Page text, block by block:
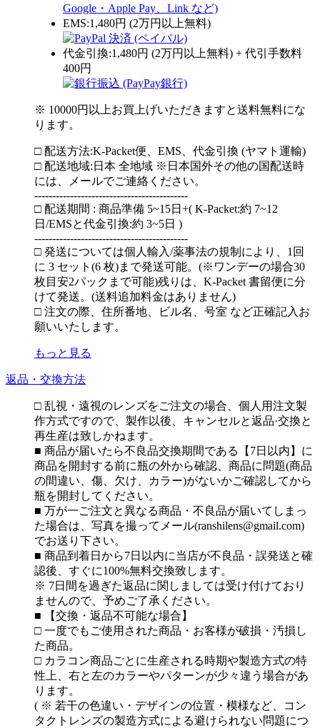
EMS:1,480円 (2万円以上無料)
代金引換:1,480円 (2万円以上無料) + 代引手数料
400円
※ 10000円以上お買上げいただきますと送料無料にな
ります。
□ 配送方法:K-Packet便、EMS、代金引換 (ヤマト運輸)
□ 配送地域:日本 全地域 ※日本国外その他の国配送時
には、メールでご連絡ください。
-------------------------------------------
□ 配送期間 : 商品準備 5~15日+( K-Packet:約 7~12
日/EMSと代金引換:約 3~5日 )
-------------------------------------------
□ 発送については個人輸入/薬事法の規制により、1回
に 3 セット(6 枚)まで発送可能。(※ワンデーの場合30
枚目安2パックまで可能)残りは、K-Packet 書留便に分
けて発送。(送料追加料金はありません)
□ 注文の際、住所番地、ビル名、号室 など正確記入お
願いいたします。
もっと見る
返品・交換方法
□ 乱視・遠視のレンズをご注文の場合、個人用注文製
作方式ですので、製作以後、キャンセルと返品·交換と
再生産は致しかねます。
■ 商品が届いたら不良品交換期間である【7日以内】に
商品を開封する前に瓶の外から確認、商品に問題(商品
の間違い、傷、欠け、カラー)がないかご確認してから
瓶を開封してください。
■ 万が一ご注文と異なる商品・不良品が届いてしまっ
た場合は、写真を撮ってメール(ranshilens@gmail.com)
でお送り下さい。
■ 商品到着日から7日以内に当店が不良品・誤発送と確
認後、すぐに100%無料交換致します。
※ 7日間を過ぎた返品に関しましては受け付けており
ませんので、予めご了承ください。
■ 【交換・返品不可能な場合】
□ 一度でもご使用された商品・お客様が破損・汚損し
た商品。
□ カラコン商品ごとに生産される時期や製造方式の特
性上、右と左のカラーやパターンが少々違う場合があ
ります。
( ※ 若干の色違い・デザインの位置・模様など、コン
タクトレンズの製造方式による避けられない問題につ